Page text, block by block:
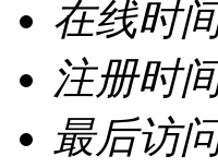
在线时
注册时
最后访